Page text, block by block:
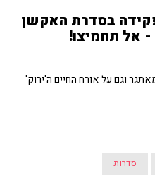
בסדרת האקשן
אל תחמיצו!
וגם על אורח החיים ה'ירוק'
סדרות